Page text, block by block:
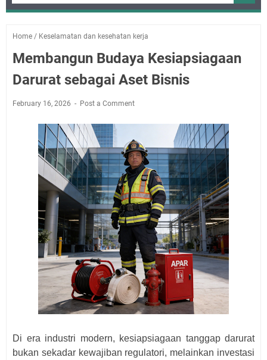
Home / Keselamatan dan kesehatan kerja
Membangun Budaya Kesiapsiagaan
Darurat sebagai Aset Bisnis
February 16, 2026 Post a Comment
Di era industri modern, kesiapsiagaan tanggap darurat
bukan sekadar kewajiban regulatori, melainkan investasi